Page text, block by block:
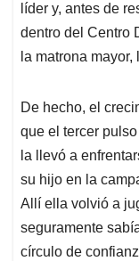
líder y, antes de
dentro del Centro
la matrona mayor,
De hecho, el
que el tercer
la llevó a
su hijo en la
Allí ella volvió a
seguramente
círculo de